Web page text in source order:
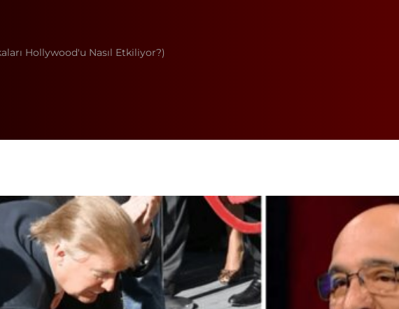
Hollywood'u Nasıl Etkiliyor?)